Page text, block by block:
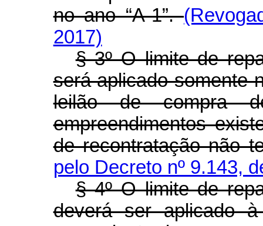
no ano “A-1”.
2017)
§ 3º O limite de
será aplicado somente
leilão de compra
empreendimentos
de recontratação não
pelo Decreto nº 9.143,
§ 4º O limite de
deverá ser aplicado